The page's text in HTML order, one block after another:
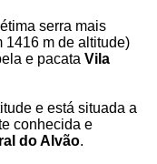
serra mais
1416 m de altitude)
e pacata Vila
e está situada a
conhecida e
do Alvão.